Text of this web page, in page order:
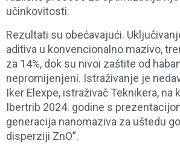
učinkovitosti.
Rezultati su obećavajući.
aditiva u konvencionalno mazivo,
za 14%, dok su nivoi zaštite od
nepromijenjeni. Istraživanje je
Iker Elexpe, istraživač Teknikera, na
Ibertrib 2024. godine s
generacija nanomaziva za uštedu
disperziji ZnO”.